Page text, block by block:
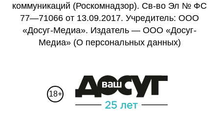
коммуникаций (Роскомнадзор). Св-во Эл № ФС
77—71066 от 13.09.2017. Учредитель: ООО
«Досуг-Медиа». Издатель — ООО «Досуг-
Медиа» (О персональных данных)
18+